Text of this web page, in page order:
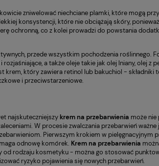
zniwelować niechciane plamki, które mogą
konsystencji, które nie obciążają skóry,
ochronną, co z kolei prowadzi do powstania
przede wszystkim pochodzenia roślinnego.
a także oleje takie jak olej lniany, olej z
krem, który zawiera retinol lub bakuchiol - składniki
i przeciwstarzeniowe.
najskuteczniejszy krem na przebarwienia może nie
W procesie zwalczania przebarwień
Pierwszym krokiem w pielęgnacyjnym
odnowę komórek. Krem na przebarwienia
rodzaju kosmetyku - można go stosować
ryzyko pojawienia się nowych przebarwień.